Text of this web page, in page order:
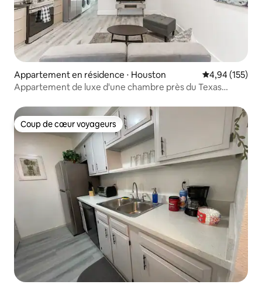
Appartement en résidence ⋅ Houston Évaluation
4,94 (155)
Appartement de luxe d'une chambre près du Texas
Coup de cœur voyageurs
Coup de cœur voyageurs